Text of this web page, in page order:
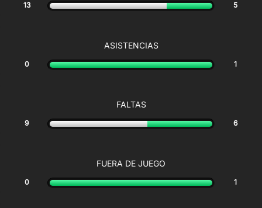
13 5
ASISTENCIAS
0 1
FALTAS
9 6
FUERA DE JUEGO
0 1